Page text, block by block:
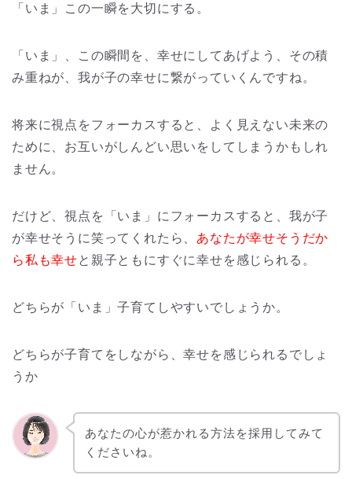
「いま」この一瞬を大切にする。
「いま」、この瞬間を、幸せにしてあげよう、その積
み重ねが、我が子の幸せに繋がっていくんですね。
将来に視点をフォーカスすると、よく見えない未来の
ために、お互いがしんどい思いをしてしまうかもしれ
ません。
だけど、視点を「いま」にフォーカスすると、我が子
が幸せそうに笑ってくれたら、 あなたが幸せそうだか
ら私も幸せと親子ともにすぐに幸せを感じられる。
どちらが「いま」子育てしやすいでしょうか。
どちらが子育てをしながら、幸せを感じられるでしょ
うか
あなたの心が惹かれる方法を採用してみて
くださいね。